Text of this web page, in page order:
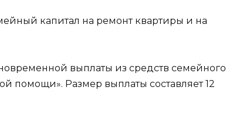
капитал на ремонт квартиры и на
выплаты из средств семейного
помощи». Размер выплаты составляет 12